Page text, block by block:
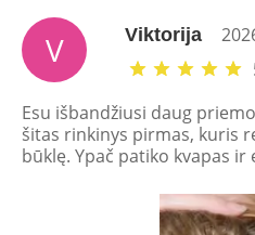
V Viktorija
Esu išbandžiusi daug
šitas rinkinys pirmas, kuris
būklę. Ypač patiko kvapas